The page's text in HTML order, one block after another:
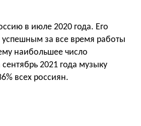
в июле 2020 года. Его
за все время работы
наибольшее число
2021 года музыку
всех россиян.